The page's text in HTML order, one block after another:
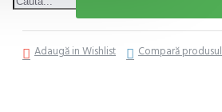
Adaugă in Wishlist Compară produsul